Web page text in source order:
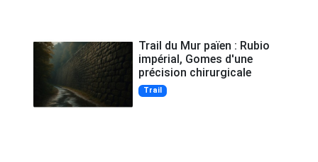
Trail du Mur païen : Rubio
impérial, Gomes d'une
précision chirurgicale
Trail